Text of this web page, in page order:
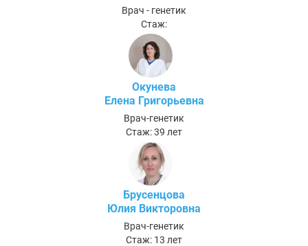
Врач - генетик
Стаж:
Окунева
Елена Григорьевна
Врач-генетик
Стаж: 39 лет
Брусенцова
Юлия Викторовна
Врач-генетик
Стаж: 13 лет